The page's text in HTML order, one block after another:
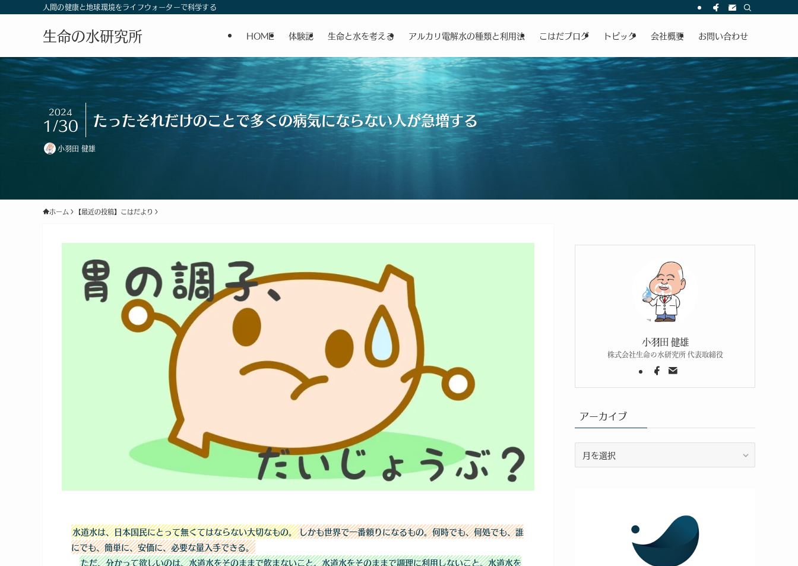
人間の健康と地球環境をライフウォーターで科学する
生命の水研究所 HOME 体験記 生命と水を考える アルカリ電解水の種類と利用法 こはだブログ トピック 会社概要 お問い合わせ
たったそれだけのことで多くの病気にならない人が急増する
2024
1/30
小羽田 健雄
ホーム 【最近の投稿】こはだより
水道水は、日本国民にとって無くてはならない大切なもの。 しかも世界で一番頼りになるもの。何時でも、何処でも、誰
にでも、簡単に、安価に、必要な量入手できる。
ただ、分かって欲しいのは、水道水をそのままで飲まないこと。水道水をそのままで調理に利用しないこと。水道水を
小羽田 健雄
株式会社生命の水研究所 代表取締役
アーカイブ